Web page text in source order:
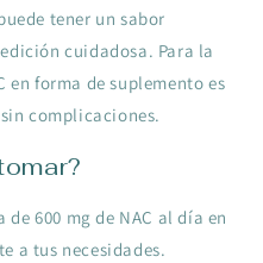
tener un sabor
cuidadosa. Para la
en forma de suplemento es
complicaciones.
600 mg de NAC al día en
a tus necesidades.